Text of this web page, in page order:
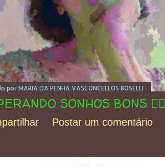
porMARIA DA PENHA VASCONCELLOS BOSELLI
SONHOS BONS 🧚‍♀️
Postar um comentário